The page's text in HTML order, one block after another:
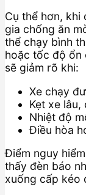
Cụ thể hơn, khi
gia chống ăn
thể chạy bình
hoặc tốc độ ổn
sẽ giảm rõ khi:
Xe chạy
Kẹt xe
Nhiệt độ
Điều hòa
Điểm nguy
thấy đèn báo
xuống cấp kéo